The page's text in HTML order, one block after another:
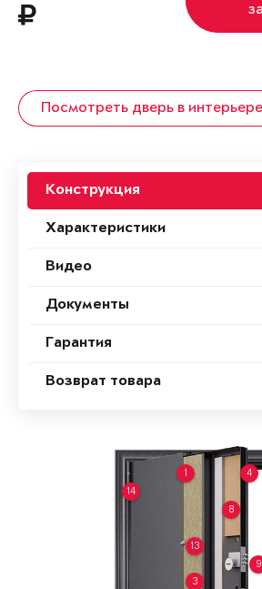
Посмотреть дверь в интерьере
Конструкция
Характеристики
Видео
Документы
Гарантия
Возврат товара
1
3
4
8
9
13
14